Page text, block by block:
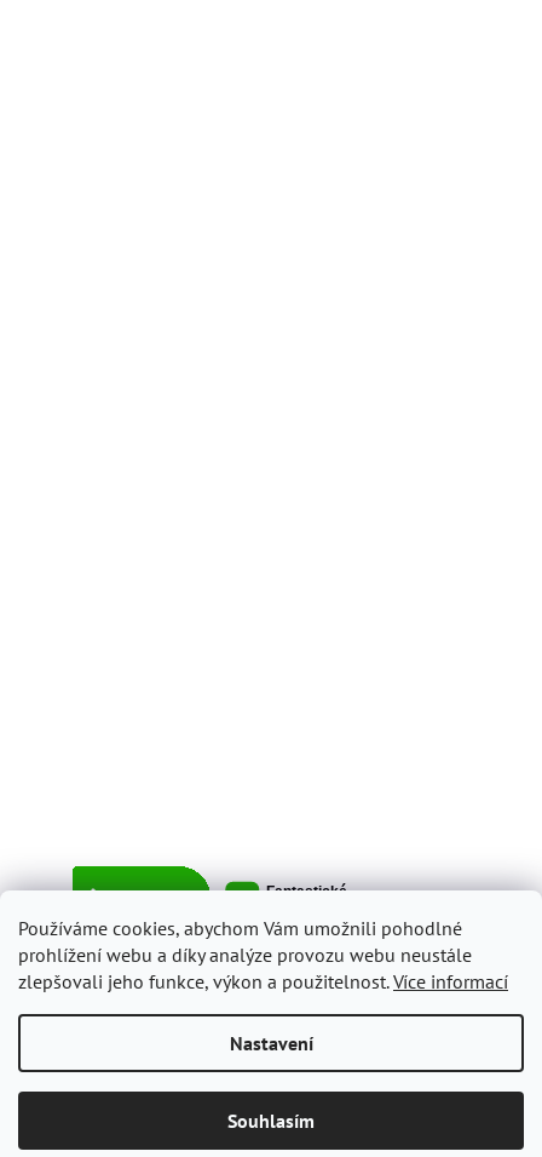
Používáme cookies, abychom Vám umožnili pohodlné
prohlížení webu a díky analýze provozu webu neustále
zlepšovali jeho funkce, výkon a použitelnost.Více informací
Nastavení
Souhlasím
nastavení cookies